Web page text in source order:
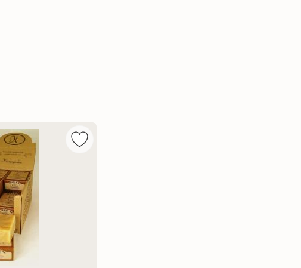
- 6:e sinnet som favorit
Markera klockargårdens Apotekartvål - Granatäpple